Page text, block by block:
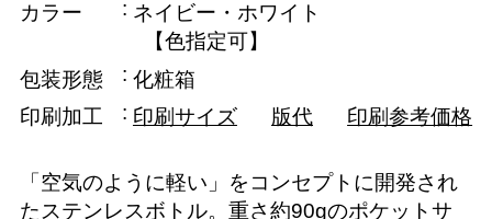
カラー
ネイビー・ホワイト
【色指定可】
包装形態
化粧箱
印刷加工
印刷サイズ 版代 印刷参考価格
「空気のように軽い」をコンセプトに開発され
たステンレスボトル。重さ約90gのポケットサ